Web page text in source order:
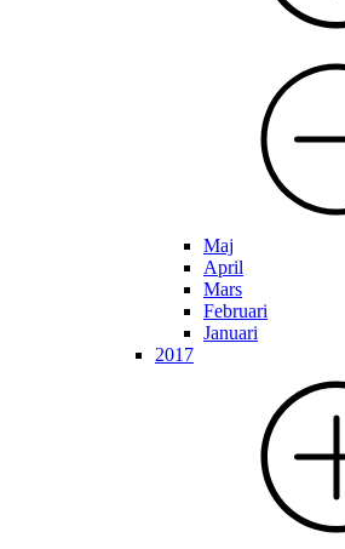
Maj
April
Mars
Februari
Januari
2017